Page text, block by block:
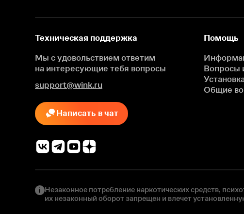
Техническая поддержка
Мы с удовольствием ответим
на интересующие тебя вопросы
support@wink.ru
Написать в чат
Помощь
Вопросы
Общие
Незаконное потребление наркотических средств,
их незаконный оборот запрещен и влечет